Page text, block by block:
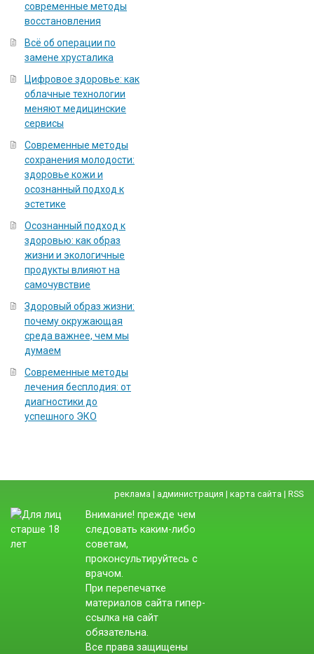
современные методы
восстановления
Всё об операции по
замене хрусталика
Цифровое здоровье: как
облачные технологии
меняют медицинские
сервисы
Современные методы
сохранения молодости:
здоровье кожи и
осознанный подход к
эстетике
Осознанный подход к
здоровью: как образ
жизни и экологичные
продукты влияют на
самочувствие
Здоровый образ жизни:
почему окружающая
среда важнее, чем мы
думаем
Современные методы
лечения бесплодия: от
диагностики до
успешного ЭКО
реклама | администрация | карта сайта | RSS
Внимание! прежде чем
следовать каким-либо
советам,
проконсультируйтесь с
врачом.
При перепечатке
материалов сайта гипер-
ссылка на сайт
обязательна.
Все права защищены